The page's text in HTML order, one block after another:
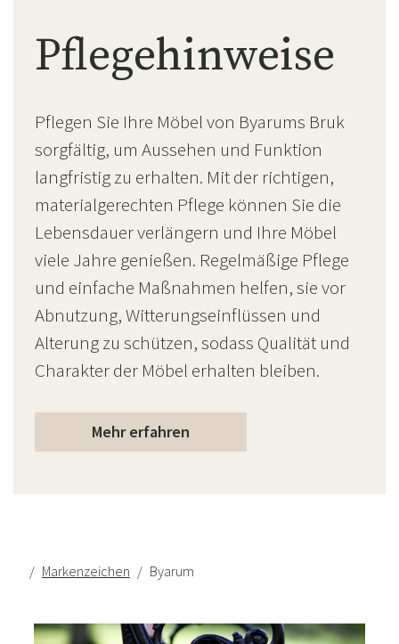
Pflegehinweise
Pflegen Sie Ihre Möbel von Byarums Bruk
sorgfältig, um Aussehen und Funktion
langfristig zu erhalten. Mit der richtigen,
materialgerechten Pflege können Sie die
Lebensdauer verlängern und Ihre Möbel
viele Jahre genießen. Regelmäßige Pflege
und einfache Maßnahmen helfen, sie vor
Abnutzung, Witterungseinflüssen und
Alterung zu schützen, sodass Qualität und
Charakter der Möbel erhalten bleiben.
Mehr erfahren
Markenzeichen Byarum